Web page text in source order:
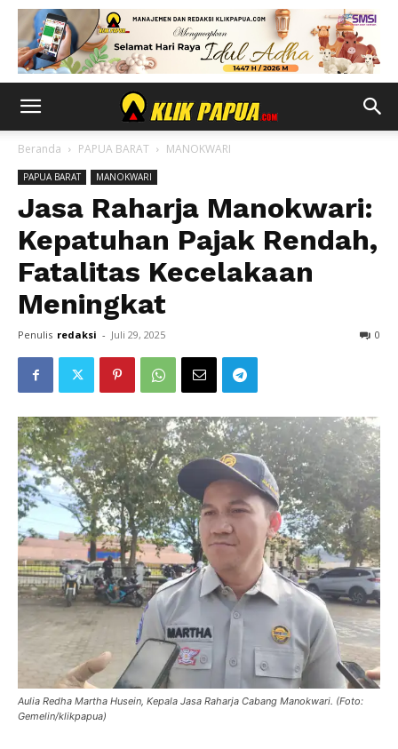
Beranda PAPUA BARAT MANOKWARI
PAPUA BARAT MANOKWARI
Jasa Raharja Manokwari:
Kepatuhan Pajak Rendah,
Fatalitas Kecelakaan
Meningkat
Penulis redaksi - Juli 29, 2025 0
Aulia Redha Martha Husein, Kepala Jasa Raharja Cabang Manokwari. (Foto:
Gemelin/klikpapua)